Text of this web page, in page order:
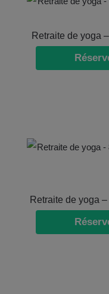
Retraite de yoga
Retraite de yoga